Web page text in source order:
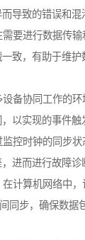
导致的错误和混
要进行数据传输
致，有助于维护
备协同工作的环
以实现的事件触
控时钟的同步状
进而进行故障诊
计算机网络中，
同步，确保数据